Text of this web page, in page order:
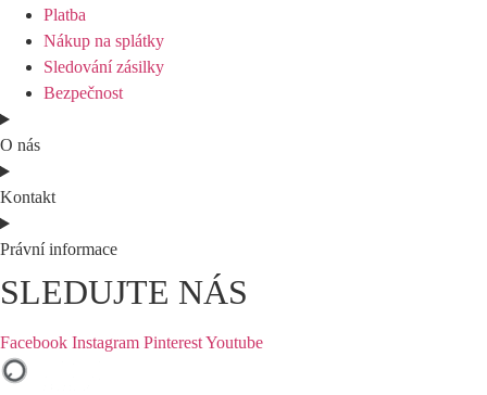
Platba
Nákup na splátky
Sledování zásilky
Bezpečnost
O nás
Kontakt
Právní informace
SLEDUJTE NÁS
Facebook Instagram PinterestYoutube